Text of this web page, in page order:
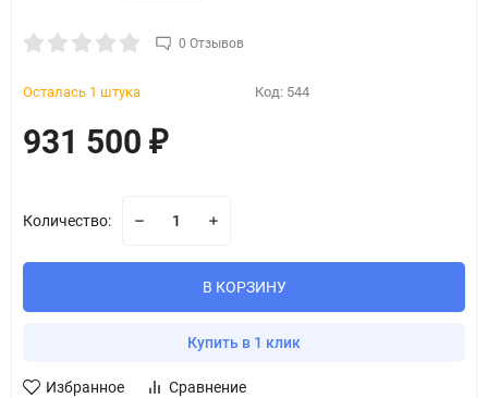
0 Отзывов
Осталась 1 штука Код: 544
931 500 ₽
Количество:
В КОРЗИНУ
Купить в 1 клик
Избранное Сравнение